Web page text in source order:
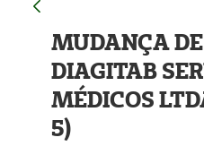
MUDANÇA
DIAGITAB
MÉDICOS
5)